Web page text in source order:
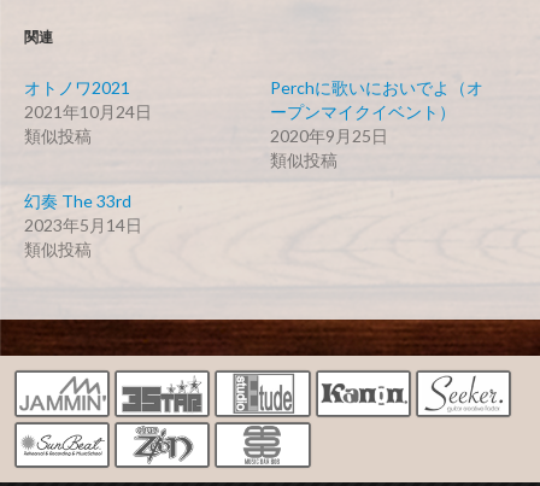
関連
オトノワ2021
2021年10月24日
類似投稿
Perchに歌いにおいでよ（オ
ープンマイクイベント）
2020年9月25日
類似投稿
幻奏 The 33rd
2023年5月14日
類似投稿